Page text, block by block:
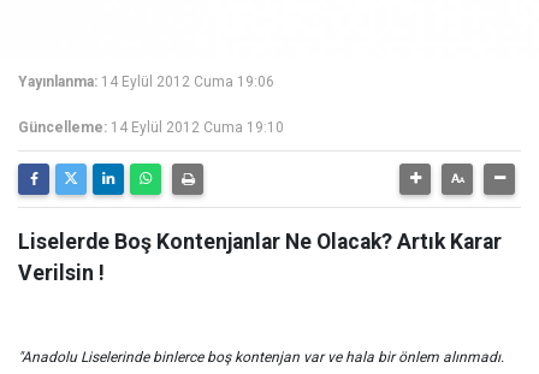
Yayınlanma: 14 Eylül 2012 Cuma 19:06
Güncelleme: 14 Eylül 2012 Cuma 19:10
Liselerde Boş Kontenjanlar Ne Olacak? Artık Karar
Verilsin !
"Anadolu Liselerinde binlerce boş kontenjan var ve hala bir önlem alınmadı.